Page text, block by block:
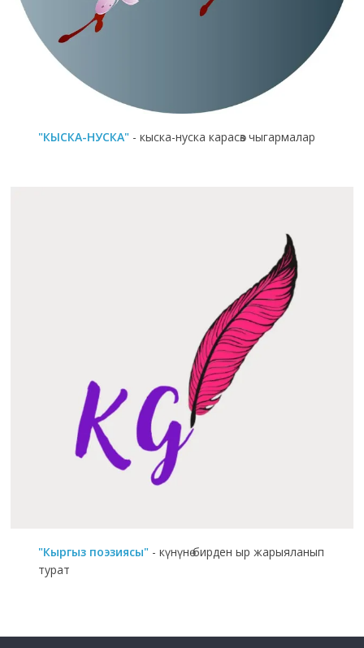
"КЫСКА-НУСКА" - кыска-нуска карасөз чыгармалар
"Кыргыз поэзиясы" - күнүнө бирден ыр жарыяланып
турат